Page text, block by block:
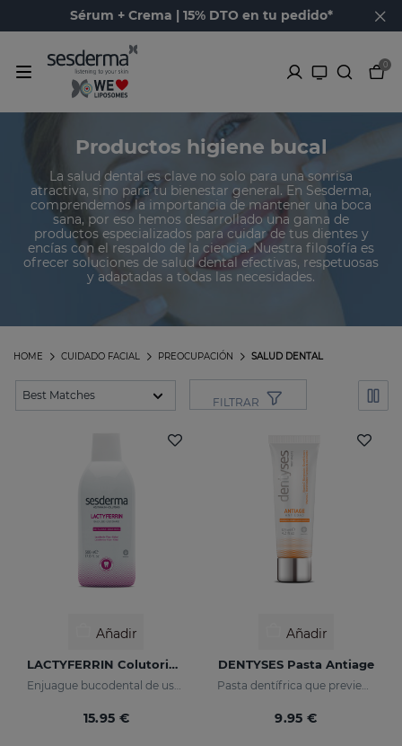
Sérum + Crema | 15% DTO en tu pedido*
0
Productos higiene bucal
La salud dental es clave no solo para una sonrisa
atractiva, sino para tu bienestar general. En Sesderma,
comprendemos la importancia de mantener una boca
sana, por eso hemos desarrollado una gama de
productos especializados para cuidar de tus dientes y
encías con el respaldo de la ciencia. Nuestra filosofía es
ofrecer soluciones de salud dental efectivas, respetuosas
y adaptadas a todas las necesidades.
SALUD DENTAL
PREOCUPACIÓN
CUIDADO FACIAL
HOME
FILTRAR
Añadir
LACTYFERRIN Colutorio Diario
Enjuague bucodental de uso diario que mantiene en estado óptimo la cavidad bucal
15.95 €
Añadir
DENTYSES Pasta Antiage
Pasta dentífrica que previene los signos del envejecimiento bucal
9.95 €